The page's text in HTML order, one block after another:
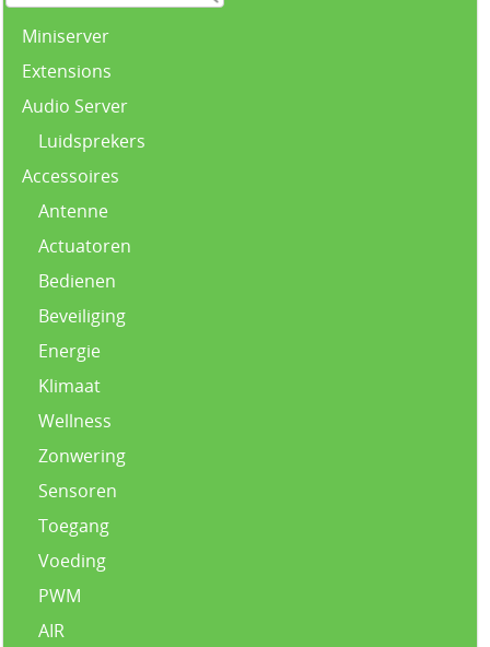
Miniserver
Extensions
Audio Server
Luidsprekers
Accessoires
Antenne
Actuatoren
Bedienen
Beveiliging
Energie
Klimaat
Wellness
Zonwering
Sensoren
Toegang
Voeding
PWM
AIR